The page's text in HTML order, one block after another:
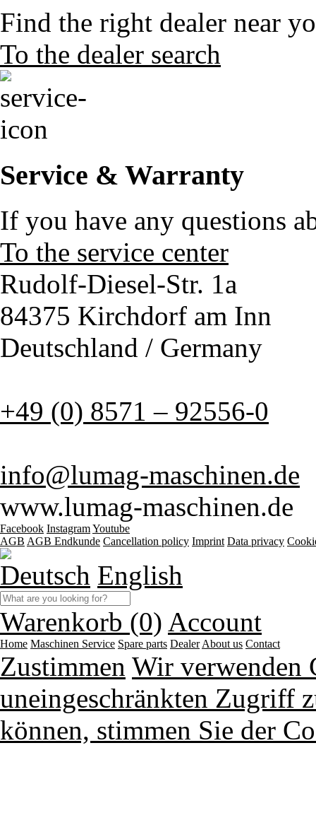
Find the right dealer near
To the dealer search
Service & Warranty
If you have any questions
To the service center
Rudolf-Diesel-Str. 1a
84375 Kirchdorf am Inn
Deutschland / Germany
+49 (0) 8571 – 92556-0
info@lumag-maschinen.de
www.lumag-maschinen.de
Facebook InstagramYoutube
AGB AGB Endkunde Cancellation policy Imprint Data privacy
Deutsch English
Warenkorb (0) Account
Home Maschinen Service Spare parts Dealer About us Contact
Zustimmen Wir verwenden
uneingeschränkten Zugriff
können, stimmen Sie der